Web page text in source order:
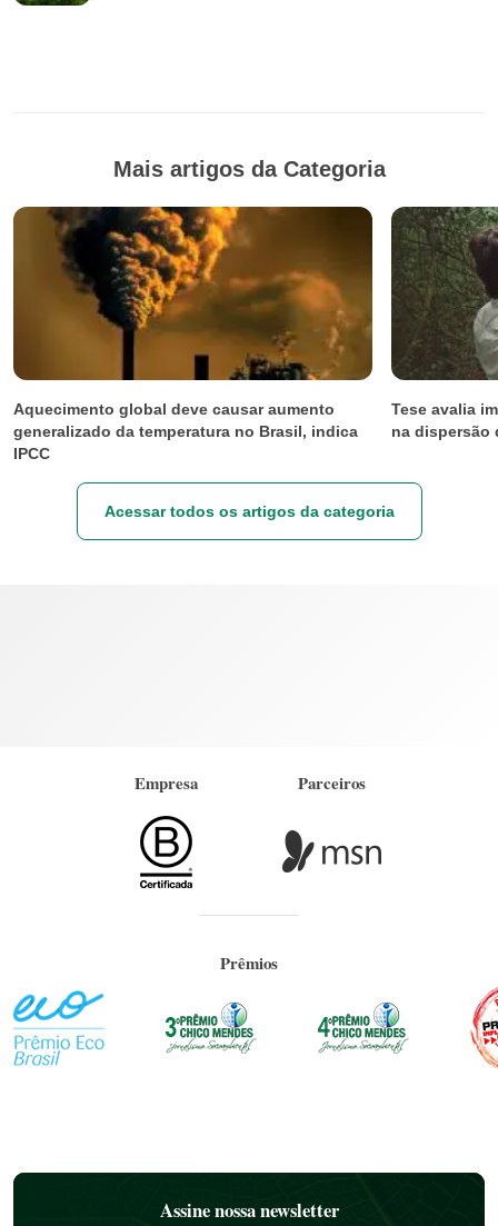
Mais artigos da Categoria
Aquecimento global deve causar aumento
generalizado da temperatura no Brasil, indica
IPCC
Tese avalia
na dispersão
Acessar todos os artigos da categoria
Empresa Parceiros
Prêmios
Assine nossa newsletter